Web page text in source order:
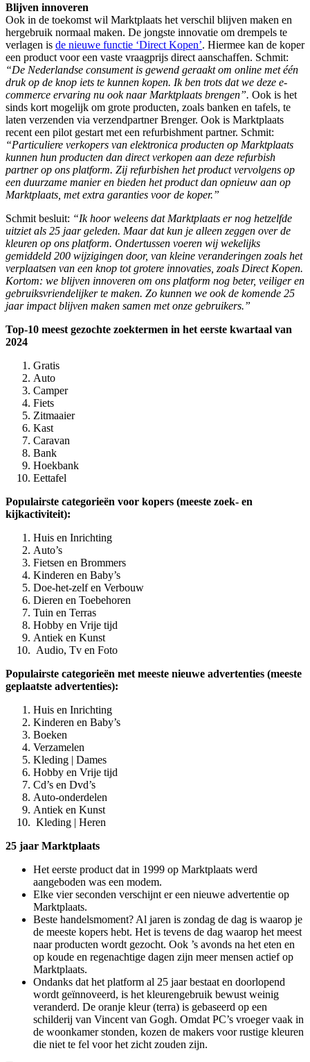
Blijven innoveren
Ook in de toekomst wil Marktplaats het verschil blijven maken en
hergebruik normaal maken. De jongste innovatie om drempels te
verlagen is de nieuwe functie ‘Direct Kopen’. Hiermee kan de koper
een product voor een vaste vraagprijs direct aanschaffen. Schmit:
“De Nederlandse consument is gewend geraakt om online met één
druk op de knop iets te kunnen kopen. Ik ben trots dat we deze e-
commerce ervaring nu ook naar Marktplaats brengen”. Ook is het
sinds kort mogelijk om grote producten, zoals banken en tafels, te
laten verzenden via verzendpartner Brenger. Ook is Marktplaats
recent een pilot gestart met een refurbishment partner. Schmit:
“Particuliere verkopers van elektronica producten op Marktplaats
kunnen hun producten dan direct verkopen aan deze refurbish
partner op ons platform. Zij refurbishen het product vervolgens op
een duurzame manier en bieden het product dan opnieuw aan op
Marktplaats, met extra garanties voor de koper.”
Schmit besluit: “Ik hoor weleens dat Marktplaats er nog hetzelfde
uitziet als 25 jaar geleden. Maar dat kun je alleen zeggen over de
kleuren op ons platform. Ondertussen voeren wij wekelijks
gemiddeld 200 wijzigingen door, van kleine veranderingen zoals het
verplaatsen van een knop tot grotere innovaties, zoals Direct Kopen.
Kortom: we blijven innoveren om ons platform nog beter, veiliger en
gebruiksvriendelijker te maken. Zo kunnen we ook de komende 25
jaar impact blijven maken samen met onze gebruikers.”
Top-10 meest gezochte zoektermen in het eerste kwartaal van
2024
Gratis
Auto
Camper
Fiets
Zitmaaier
Kast
Caravan
Bank
Hoekbank
Eettafel
Populairste categorieën voor kopers (meeste zoek- en
kijkactiviteit):
Huis en Inrichting
Auto’s
Fietsen en Brommers
Kinderen en Baby’s
Doe-het-zelf en Verbouw
Dieren en Toebehoren
Tuin en Terras
Hobby en Vrije tijd
Antiek en Kunst
Audio, Tv en Foto
Populairste categorieën met meeste nieuwe advertenties (meeste
geplaatste advertenties):
Huis en Inrichting
Kinderen en Baby’s
Boeken
Verzamelen
Kleding | Dames
Hobby en Vrije tijd
Cd’s en Dvd’s
Auto-onderdelen
Antiek en Kunst
Kleding | Heren
25 jaar Marktplaats
Het eerste product dat in 1999 op Marktplaats werd
aangeboden was een modem.
Elke vier seconden verschijnt er een nieuwe advertentie op
Marktplaats.
Beste handelsmoment? Al jaren is zondag de dag is waarop je
de meeste kopers hebt. Het is tevens de dag waarop het meest
naar producten wordt gezocht. Ook ’s avonds na het eten en
op koude en regenachtige dagen zijn meer mensen actief op
Marktplaats.
Ondanks dat het platform al 25 jaar bestaat en doorlopend
wordt geïnnoveerd, is het kleurengebruik bewust weinig
veranderd. De oranje kleur (terra) is gebaseerd op een
schilderij van Vincent van Gogh. Omdat PC’s vroeger vaak in
de woonkamer stonden, kozen de makers voor rustige kleuren
die niet te fel voor het zicht zouden zijn.